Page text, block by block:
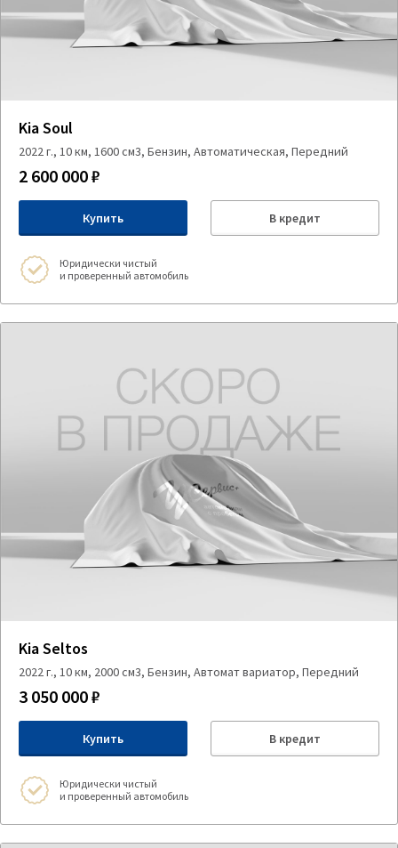
Kia Soul
2022 г., 10 км, 1600 см3, Бензин, Автоматическая, Передний
2 600 000 ₽
Купить В кредит
Юридически чистый
и проверенный автомобиль
Kia Seltos
2022 г., 10 км, 2000 см3, Бензин, Автомат вариатор, Передний
3 050 000 ₽
Купить В кредит
Юридически чистый
и проверенный автомобиль